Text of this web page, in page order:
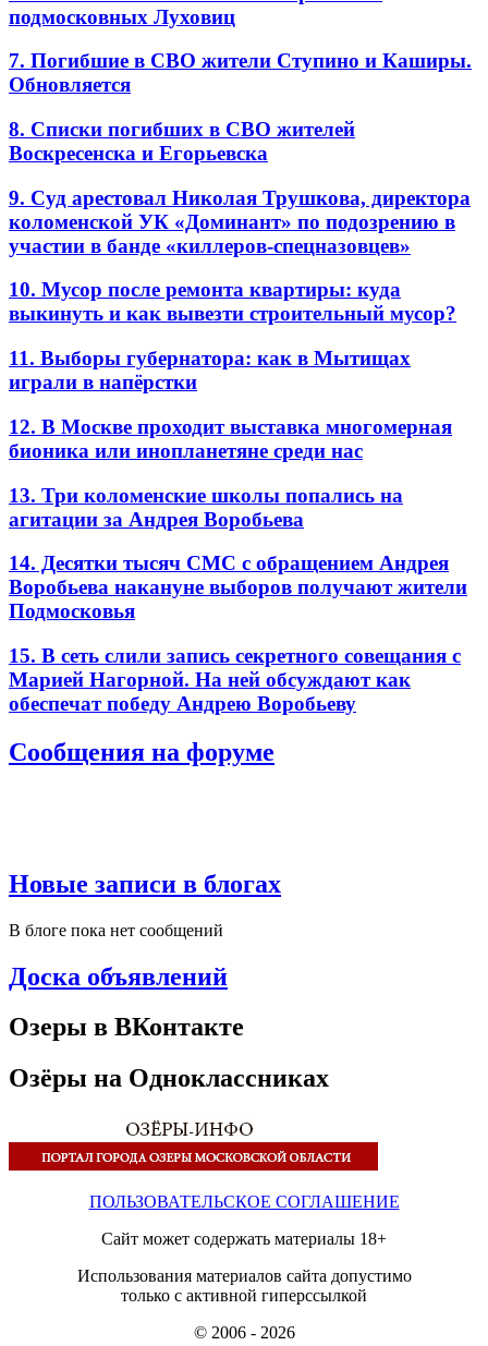
подмосковных Луховиц
7. Погибшие в СВО жители Ступино и Каширы.
Обновляется
8. Списки погибших в СВО жителей
Воскресенска и Егорьевска
9. Суд арестовал Николая Трушкова, директора
коломенской УК «Доминант» по подозрению в
участии в банде «киллеров-спецназовцев»
10. Мусор после ремонта квартиры: куда
выкинуть и как вывезти строительный мусор?
11. Выборы губернатора: как в Мытищах
играли в напёрстки
12. В Москве проходит выставка многомерная
бионика или инопланетяне среди нас
13. Три коломенские школы попались на
агитации за Андрея Воробьева
14. Десятки тысяч СМС с обращением Андрея
Воробьева накануне выборов получают жители
Подмосковья
15. В сеть слили запись секретного совещания с
Марией Нагорной. На ней обсуждают как
обеспечат победу Андрею Воробьеву
Сообщения на форуме
Новые записи в блогах
В блоге пока нет сообщений
Доска объявлений
Озеры в ВКонтакте
Озёры на Одноклассниках
ПОЛЬЗОВАТЕЛЬСКОЕ СОГЛАШЕНИЕ
Сайт может содержать материалы 18+
Использования материалов сайта допустимо
только с активной гиперссылкой
© 2006 - 2026